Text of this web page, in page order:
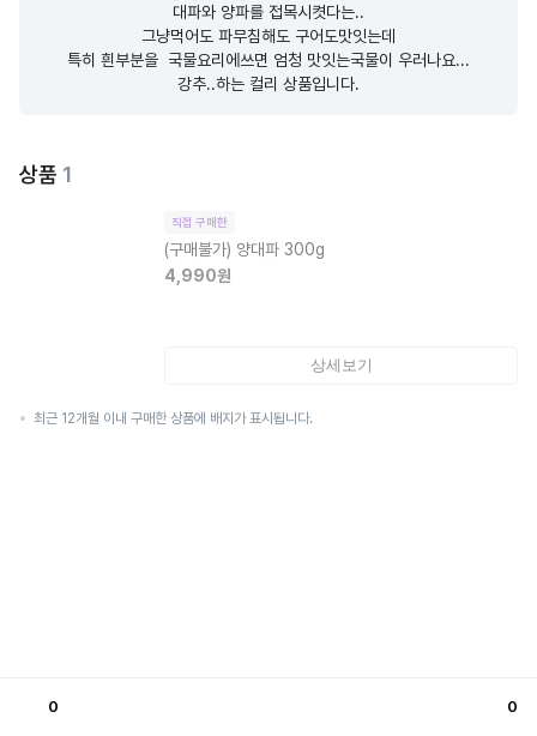
대파와 양파를 접목시켯다는..
그냥먹어도 파무침해도 구어도맛잇는데
특히 흰부분을  국물요리에쓰면 엄청 맛잇는국물이 우러나요...
강추..하는 컬리 상품입니다.
상품 1
직접 구매한
(구매불가) 양대파 300g
4,990원
상세보기
최근 12개월 이내 구매한 상품에 배지가 표시됩니다.
0 0